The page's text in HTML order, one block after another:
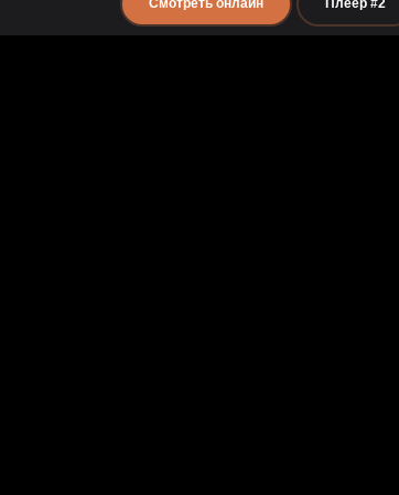
Смотреть онлайн Плеер #2